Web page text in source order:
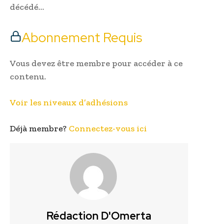
décédé…
Abonnement Requis
Vous devez être membre pour accéder à ce
contenu.
Voir les niveaux d’adhésions
Déjà membre? Connectez-vous ici
Rédaction D'Omerta